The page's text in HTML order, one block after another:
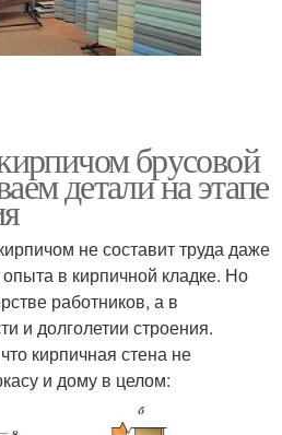
брусовой
детали на этапе
не составит труда даже
в кирпичной кладке. Но
работников, а в
и долголетии строения.
кирпичная стена не
и дому в целом: